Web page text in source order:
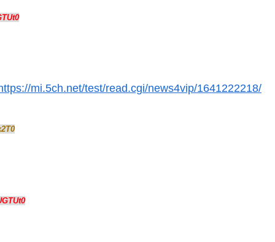
mi.5ch.net/test/read.cgi/news4vip/1641222218/